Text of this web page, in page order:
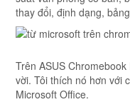
thay đổi, định dạng,
Trên ASUS
vời. Tôi thích nó hơn với
Microsoft Office.